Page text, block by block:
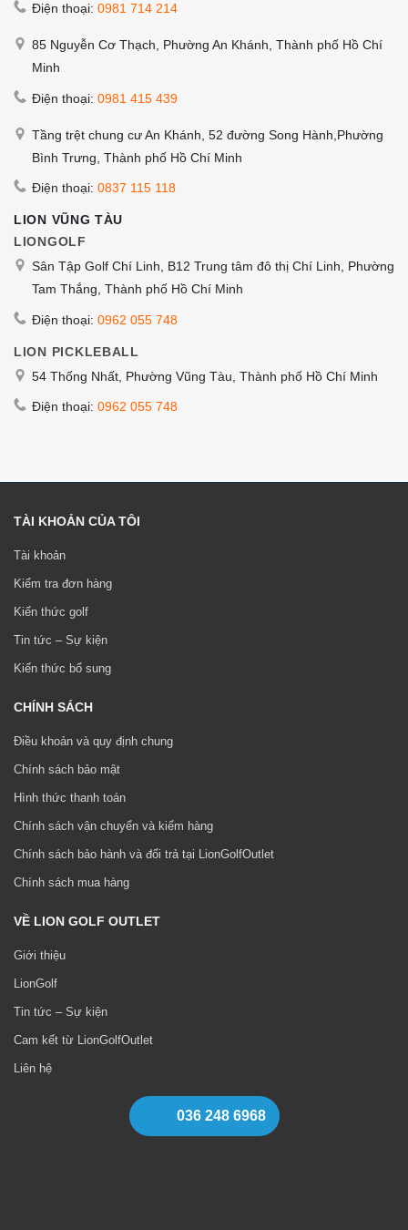
Điện thoại: 0981 714 214
85 Nguyễn Cơ Thạch, Phường An Khánh, Thành phố Hồ Chí
Minh
Điện thoại: 0981 415 439
Tầng trệt chung cư An Khánh, 52 đường Song Hành,Phường
Bình Trưng, Thành phố Hồ Chí Minh
Điện thoại: 0837 115 118
LION VŨNG TÀU
LIONGOLF
Sân Tập Golf Chí Linh, B12 Trung tâm đô thị Chí Linh, Phường
Tam Thắng, Thành phố Hồ Chí Minh
Điện thoại: 0962 055 748
LION PICKLEBALL
54 Thống Nhất, Phường Vũng Tàu, Thành phố Hồ Chí Minh
Điện thoại: 0962 055 748
TÀI KHOẢN CỦA TÔI
Tài khoản
Kiểm tra đơn hàng
Kiến thức golf
Tin tức – Sự kiện
Kiến thức bổ sung
CHÍNH SÁCH
Điều khoản và quy định chung
Chính sách bảo mật
Hình thức thanh toán
Chính sách vận chuyển và kiểm hàng
Chính sách bảo hành và đổi trả tại LionGolfOutlet
Chính sách mua hàng
VỀ LION GOLF OUTLET
Giới thiệu
LionGolf
Tin tức – Sự kiện
Cam kết từ LionGolfOutlet
Liên hệ
036 248 6968